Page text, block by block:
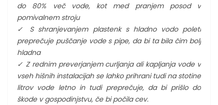
do 80% več vode, kot med pranjem posod v
pomivalnem stroju
✓
S shranjevanjem plastenk s hladno vodo poleti
preprečuje puščanje vode s pipe, da bi ta bila čim bolj
hladna
✓ Z rednim preverjanjem curljanja ali kapljanja vode v
vseh hišnih instalacijah se lahko prihrani tudi na stotine
litrov vode letno in tudi preprečuje, da bi prišlo do
škode v gospodinjstvu, če bi počila cev.